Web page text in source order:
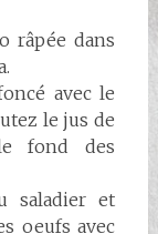
râpée dans
avec le
le jus de
fond des
saladier et
oeufs avec